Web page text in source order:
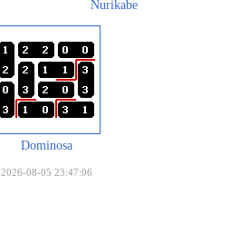
Nurikabe
Dominosa
2026-08-05 23:47:06